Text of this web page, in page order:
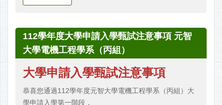
112學年度大學申請入學甄試注意事項 元智
大學電機工程學系（丙組）
大學申請入學甄試注意事項
恭喜您通過112學年度元智大學電機工程學系（丙組）大
學申請入學第一階段，